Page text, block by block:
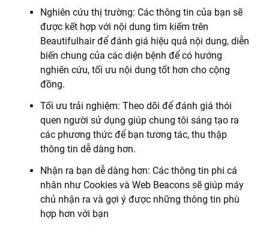
Nghiên cứu thị trường: Các thông tin của bạn sẽ
được kết hợp với nội dung tìm kiếm trên
Beautifulhair để đánh giá hiệu quả nội dung, diễn
biến chung của các diện bệnh để có hướng
nghiên cứu, tối ưu nội dung tốt hơn cho cộng
đồng.
Tối ưu trải nghiệm: Theo dõi để đánh giá thói
quen người sử dụng giúp chung tôi sáng tạo ra
các phương thức để bạn tương tác, thu thập
thông tin dễ dàng hơn.
Nhận ra bạn dễ dàng hơn: Các thông tin phi cá
nhân như Cookies và Web Beacons sẽ giúp máy
chủ nhận ra và gợi ý được những thông tin phù
hợp hơn với bạn